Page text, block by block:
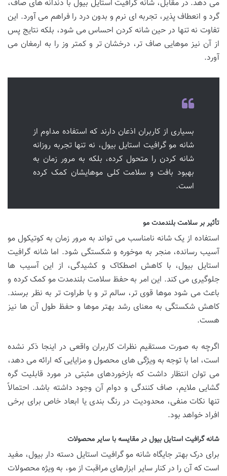
می دهد. در مقابل، شانه گرافیت استایل بیول با دندانه های صاف،
گرد و انعطاف پذیر، تجربه ای نرم و بدون درد را فراهم می آورد. این
تفاوت نه تنها در حین شانه کردن احساس می شود، بلکه نتایج پس
از آن نیز موهایی صاف تر، درخشان تر و کمتر وز را به ارمغان می
آورد.
بسیاری از کاربران اذعان دارند که استفاده مداوم از
شانه مو گرافیت استایل بیول، نه تنها تجربه روزانه
شانه کردن را متحول کرده، بلکه به مرور زمان به
بهبود بافت و سلامت کلی موهایشان کمک کرده
است.
تأثیر بر سلامت بلندمدت مو
استفاده از یک شانه نامناسب می تواند به مرور زمان به کوتیکول مو
آسیب رسانده، منجر به موخوره و شکستگی شود. اما شانه گرافیت
استایل بیول، با کاهش اصطکاک و کشیدگی، از این آسیب ها
جلوگیری می کند. این امر به حفظ سلامت بلندمدت مو کمک کرده و
باعث می شود موها قوی تر، سالم تر و با طراوت تر به نظر برسند.
کاهش شکستگی به معنای رشد بهتر موها و حفظ طول آن ها نیز
هست.
اگرچه به صورت مستقیم نظرات کاربران واقعی در اینجا ذکر نشده
است، اما با توجه به ویژگی های محصول و مزایایی که ارائه می دهد،
می توان انتظار داشت که بازخوردهای مثبتی در مورد قابلیت گره
گشایی ملایم، صاف کنندگی و دوام آن وجود داشته باشد. احتمالاً
تنها نکات منفی، محدودیت در رنگ بندی یا ابعاد خاص برای برخی
افراد خواهد بود.
شانه گرافیت استایل بیول در مقایسه با سایر محصولات
برای درک بهتر جایگاه شانه مو گرافیت استایل دسته دار بیول، مفید
است که آن را در کنار سایر ابزارهای مراقبت از مو، به ویژه محصولات